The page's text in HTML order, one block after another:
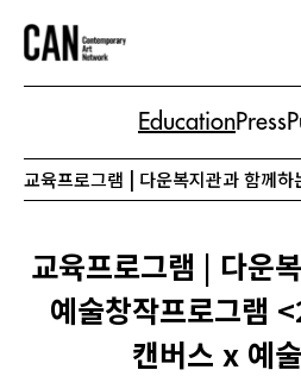
EducationPress
교육프로그램 | 다운
예술창작프로그램
캔버스 x 예